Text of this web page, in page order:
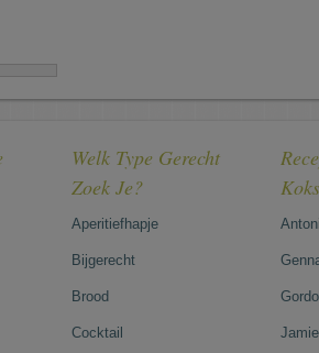
Welk Type Gerecht
Zoek Je?
Aperitiefhapje
Bijgerecht
Brood
Cocktail
Koks